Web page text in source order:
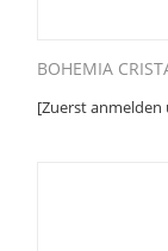
BOHEMIA
[Zuerst anmelden